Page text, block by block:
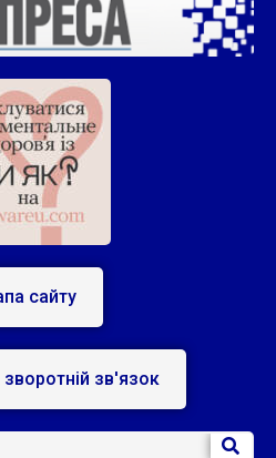
сайту
зв'язок